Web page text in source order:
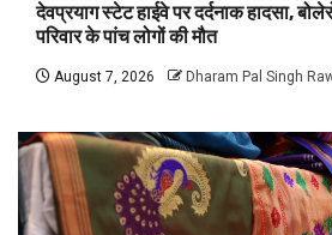
देवप्रयाग स्टेट हाईवे पर दर्दनाक हादसा,
परिवार के पांच लोगों की मौत
August 7, 2026 Dharam Pal Singh